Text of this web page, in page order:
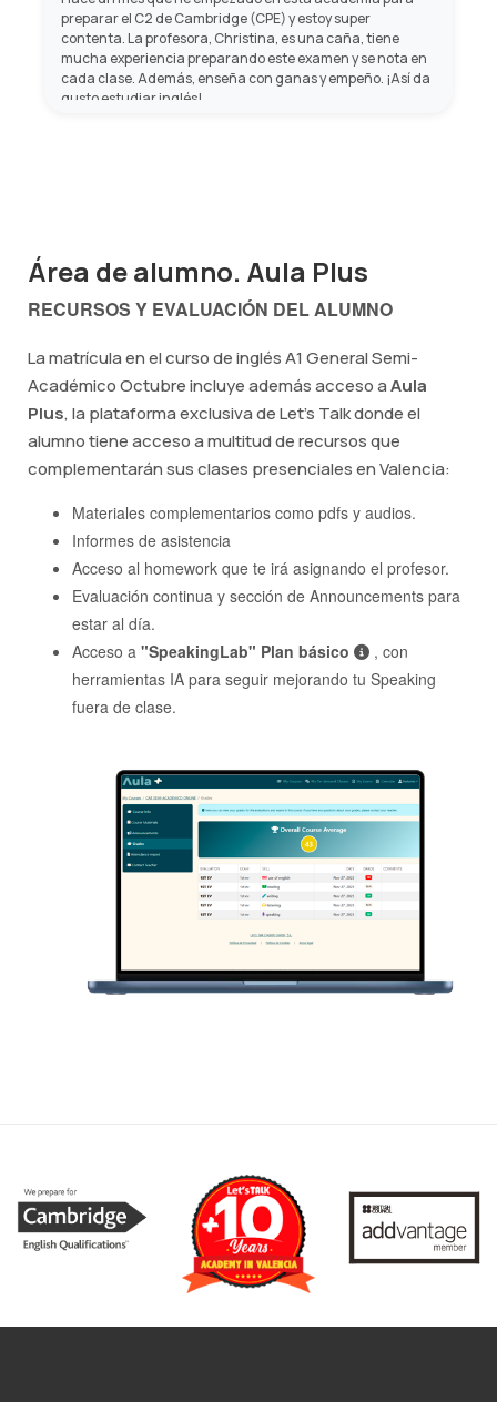
preparar el C2 de Cambridge (CPE) y estoy super
contenta. La profesora, Christina, es una caña, tiene
mucha experiencia preparando este examen y se nota en
cada clase. Además, enseña con ganas y empeño. ¡Así da
gusto estudiar inglés!
Área de alumno. Aula Plus
RECURSOS Y EVALUACIÓN DEL ALUMNO
La matrícula en el curso de inglés A1 General Semi-
Académico Octubre incluye además acceso aAula
Plus, la plataforma exclusiva de Let's Talk donde el
alumno tiene acceso a multitud de recursos que
complementarán sus clases presenciales en Valencia:
Materiales complementarios como pdfs y audios.
Informes de asistencia
Acceso al homework que te irá asignando el profesor.
Evaluación continua y sección de Announcements para
estar al día.
Acceso a "SpeakingLab" Plan básico
, con
herramientas IA para seguir mejorando tu Speaking
fuera de clase.